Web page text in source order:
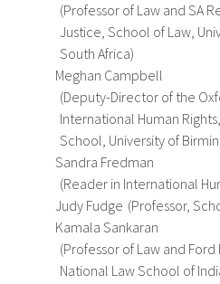
Professor of Law and SA
Justice, School of Law,
South Africa
Meghan Campbell
Deputy-Director of the
International Human
School, University of
Sandra Fredman
Reader in International
Judy Fudge Professor,
Kamala Sankaran
Professor of Law and
National Law School of